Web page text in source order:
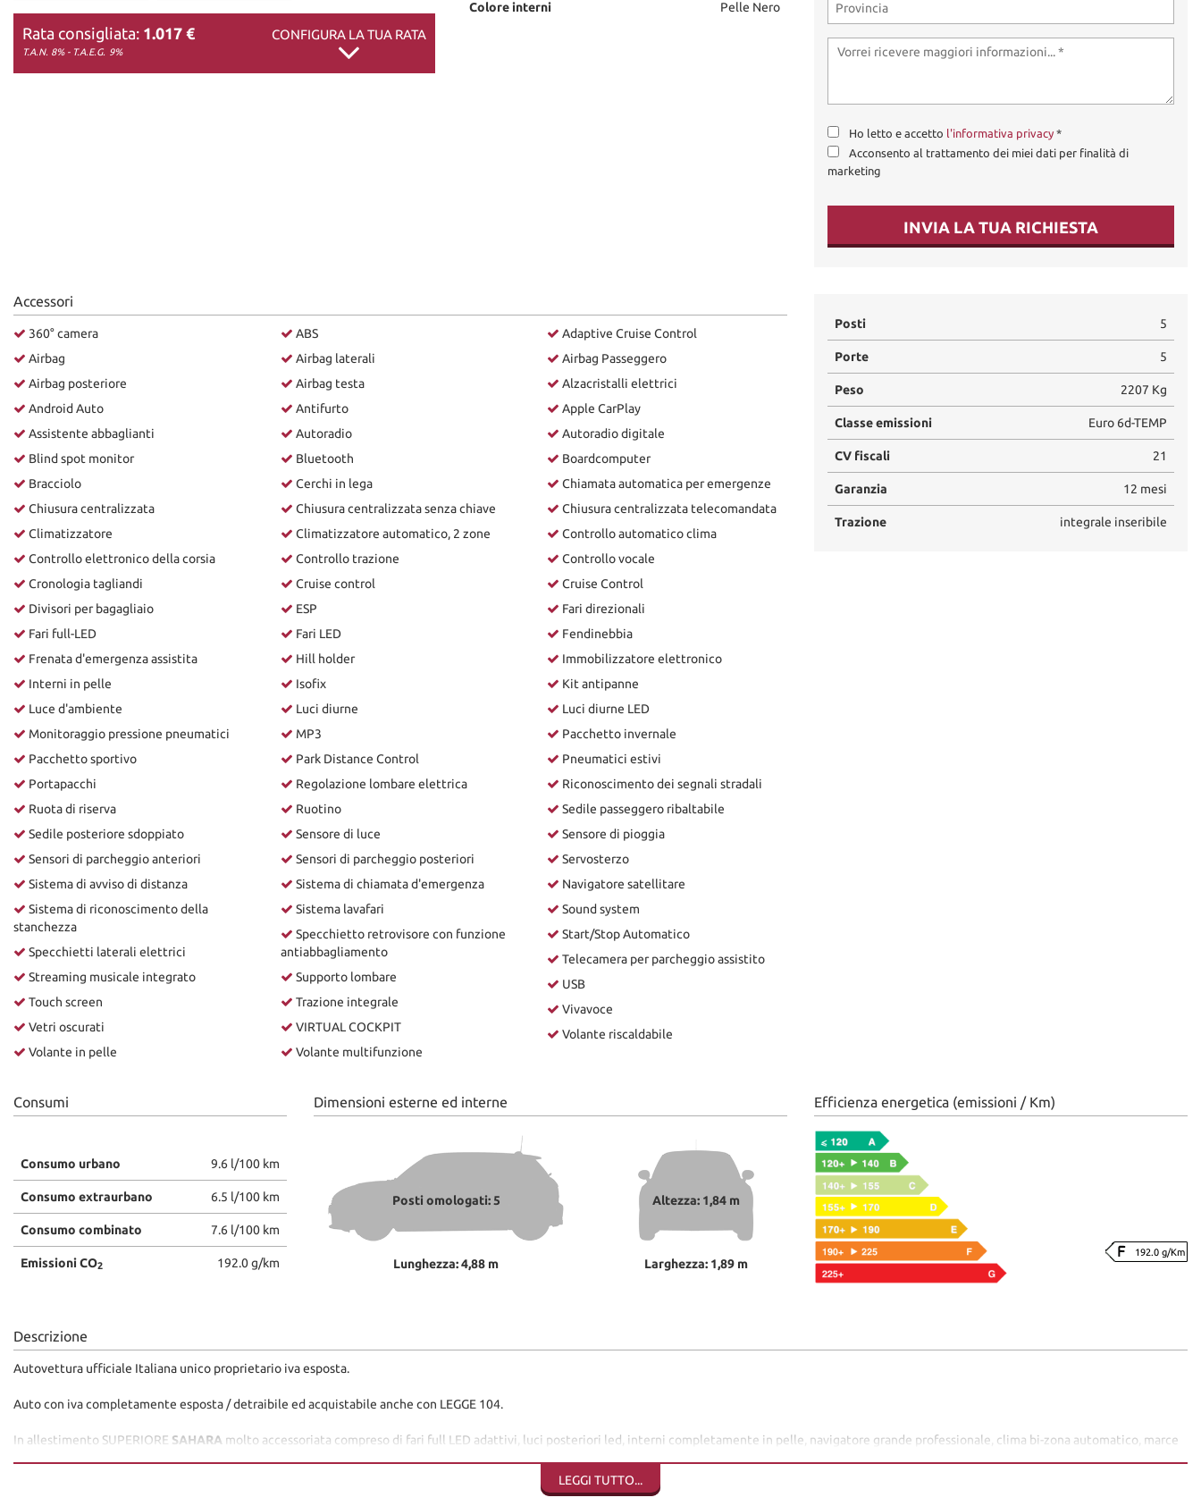
Rata consigliata: 1.017 €
T.A.N. 8% - T.A.E.G. 9%
CONFIGURA LA TUA RATA
Colore interni Pelle Nero
Ho letto e accetto l'informativa privacy *
Acconsento al trattamento dei miei dati per finalità di
marketing
INVIA LA TUA RICHIESTA
Accessori
360° camera
Airbag
Airbag posteriore
Android Auto
Assistente abbaglianti
Blind spot monitor
Bracciolo
Chiusura centralizzata
Climatizzatore
Controllo elettronico della corsia
Cronologia tagliandi
Divisori per bagagliaio
Fari full-LED
Frenata d'emergenza assistita
Interni in pelle
Luce d'ambiente
Monitoraggio pressione pneumatici
Pacchetto sportivo
Portapacchi
Ruota di riserva
Sedile posteriore sdoppiato
Sensori di parcheggio anteriori
Sistema di avviso di distanza
Sistema di riconoscimento della
stanchezza
Specchietti laterali elettrici
Streaming musicale integrato
Touch screen
Vetri oscurati
Volante in pelle
ABS
Airbag laterali
Airbag testa
Antifurto
Autoradio
Bluetooth
Cerchi in lega
Chiusura centralizzata senza chiave
Climatizzatore automatico, 2 zone
Controllo trazione
Cruise control
ESP
Fari LED
Hill holder
Isofix
Luci diurne
MP3
Park Distance Control
Regolazione lombare elettrica
Ruotino
Sensore di luce
Sensori di parcheggio posteriori
Sistema di chiamata d'emergenza
Sistema lavafari
Specchietto retrovisore con funzione
antiabbagliamento
Supporto lombare
Trazione integrale
VIRTUAL COCKPIT
Volante multifunzione
Adaptive Cruise Control
Airbag Passeggero
Alzacristalli elettrici
Apple CarPlay
Autoradio digitale
Boardcomputer
Chiamata automatica per emergenze
Chiusura centralizzata telecomandata
Controllo automatico clima
Controllo vocale
Cruise Control
Fari direzionali
Fendinebbia
Immobilizzatore elettronico
Kit antipanne
Luci diurne LED
Pacchetto invernale
Pneumatici estivi
Riconoscimento dei segnali stradali
Sedile passeggero ribaltabile
Sensore di pioggia
Servosterzo
Navigatore satellitare
Sound system
Start/Stop Automatico
Telecamera per parcheggio assistito
USB
Vivavoce
Volante riscaldabile
Posti 5
Porte 5
Peso 2207 Kg
Classe emissioni Euro 6d-TEMP
CV fiscali 21
Garanzia 12 mesi
Trazione integrale inseribile
Consumi
Consumo urbano 9.6 l/100 km
Consumo extraurbano 6.5 l/100 km
Consumo combinato 7.6 l/100 km
Emissioni CO2 192.0 g/km
Dimensioni esterne ed interne
Posti omologati: 5
Lunghezza: 4,88 m
Altezza: 1,84 m
Larghezza: 1,89 m
Efficienza energetica (emissioni / Km)
192.0 g/Km
Descrizione
Autovettura ufficiale Italiana unico proprietario iva esposta.
Auto con iva completamente esposta / detraibile ed acquistabile anche con LEGGE 104.
In allestimento SUPERIORE SAHARA molto accessoriata compreso di fari full LED adattivi, luci posteriori led, interni completamente in pelle, navigatore grande professionale, clima bi-zona automatico, marce
APPLICATA DAL PREZZO ORIGINARIO DI€ 44500
LEGGI TUTTO...